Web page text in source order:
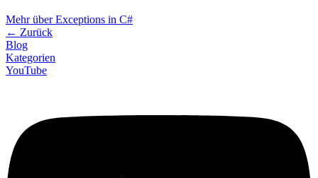
Mehr über Exceptions in C#
← Zurück
Blog
Kategorien
YouTube